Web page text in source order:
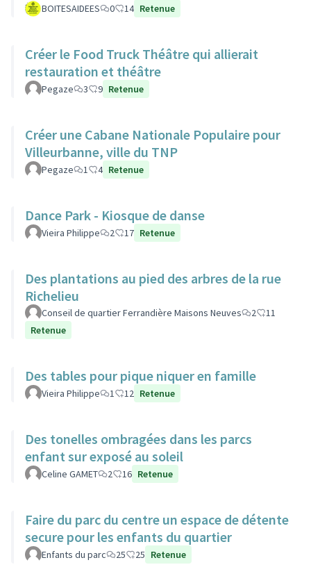
BOITESAIDEES 0 14 Retenue
Créer le Food Truck Théâtre qui allierait
restauration et théâtre
Pegaze 3 9 Retenue
Créer une Cabane Nationale Populaire pour
Villeurbanne, ville du TNP
Pegaze 1 4 Retenue
Dance Park - Kiosque de danse
Vieira Philippe 2 17 Retenue
Des plantations au pied des arbres de la rue
Richelieu
Conseil de quartier Ferrandière Maisons Neuves 2
11
Retenue
Des tables pour pique niquer en famille
Vieira Philippe 1 12 Retenue
Des tonelles ombragées dans les parcs
enfant sur exposé au soleil
Celine GAMET 2 16 Retenue
Faire du parc du centre un espace de détente
secure pour les enfants du quartier
Enfants du parc 25 25 Retenue